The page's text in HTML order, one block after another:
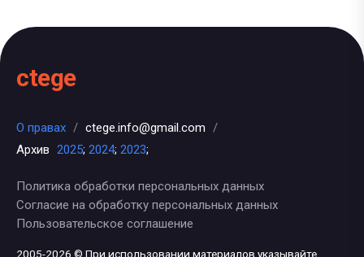
ctege
О правах / ctege.info@gmail.com /
Архив 2025; 2024; 2023;
Политика обработки персональных данных
Согласие на обработку персональных данных
Пользовательское соглашение
2005-2026 © При использовании материалов указывайте